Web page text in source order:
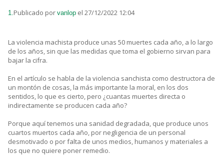
1.Publicado por vanlop el 27/12/2022 12:04
La violencia machista produce unas 50 muertes cada año, a lo largo
de los años, sin que las medidas que toma el gobierno sirvan para
bajar la cifra.
En el artículo se habla de la violencia sanchista como destructora de
un montón de cosas, la más importante la moral, en los dos
sentidos, lo que es cierto, pero ¿cuantas muertes directa o
indirectamente se producen cada año?
Porque aquí tenemos una sanidad degradada, que produce unos
cuartos muertos cada año, por negligencia de un personal
desmotivado o por falta de unos medios, humanos y materiales a
los que no quiere poner remedio.